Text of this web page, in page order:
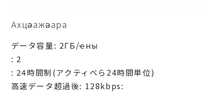
Ахцәажәара
データ容量: 2ГБ/ҽны
: 2
: 24時間制(アクティベら24時間単位)
高速データ超過後: 128kbps: